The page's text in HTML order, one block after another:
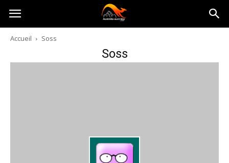
Australia-
australie.com
Accueil Soss
Soss